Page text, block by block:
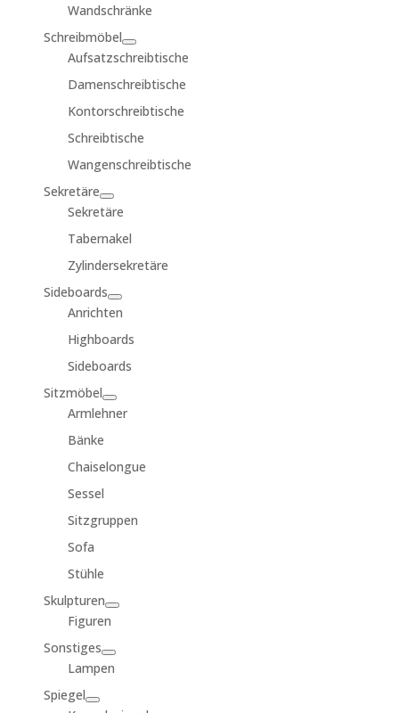
Wandschränke
Schreibmöbel
Aufsatzschreibtische
Damenschreibtische
Kontorschreibtische
Schreibtische
Wangenschreibtische
Sekretäre
Sekretäre
Tabernakel
Zylindersekretäre
Sideboards
Anrichten
Highboards
Sideboards
Sitzmöbel
Armlehner
Bänke
Chaiselongue
Sessel
Sitzgruppen
Sofa
Stühle
Skulpturen
Figuren
Sonstiges
Lampen
Spiegel